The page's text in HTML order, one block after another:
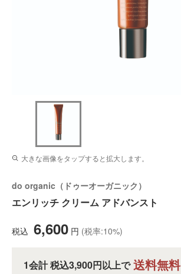
大きな画像をタップすると拡大します。
do organic（ドゥーオーガニック）
エンリッチ クリーム アドバンスト
税込 6,600 円 (税率:10%)
1会計 税込3,900円以上で 送料無料